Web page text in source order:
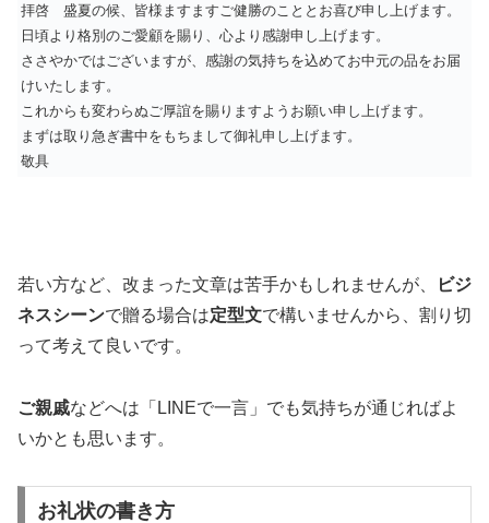
拝啓 盛夏の候、皆様ますますご健勝のこととお喜び申し上げます。
日頃より格別のご愛顧を賜り、心より感謝申し上げます。
ささやかではございますが、感謝の気持ちを込めてお中元の品をお届
けいたします。
これからも変わらぬご厚誼を賜りますようお願い申し上げます。
まずは取り急ぎ書中をもちまして御礼申し上げます。
敬具
若い方など、改まった文章は苦手かもしれませんが、
ビジ
ネスシーンで贈る場合は定型文で構いませんから、割り切
って考えて良いです。
ご親戚などへは「LINEで一言」でも気持ちが通じればよ
いかとも思います。
お礼状の書き方